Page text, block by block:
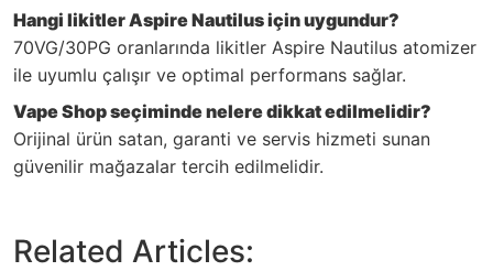
Hangi likitler Aspire Nautilus için uygundur?
70VG/30PG oranlarında likitler Aspire Nautilus atomizer
ile uyumlu çalışır ve optimal performans sağlar.
Vape Shop seçiminde nelere dikkat edilmelidir?
Orijinal ürün satan, garanti ve servis hizmeti sunan
güvenilir mağazalar tercih edilmelidir.
Related Articles: